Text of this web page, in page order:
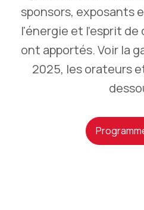
sponsors, exposants
l'énergie et l'esprit
ont apportés. Voir la
2025, les orateurs